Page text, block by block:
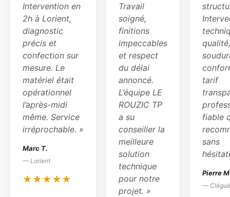
Intervention en
2h à Lorient,
diagnostic
précis et
confection sur
mesure. Le
matériel était
opérationnel
l’après-midi
même. Service
irréprochable. »
Marc T.
— Lorient
★★★★★
Travail
soigné,
finitions
impeccables
et respect
du délai
annoncé.
L’équipe LE
ROUZIC TP
a su
conseiller la
meilleure
solution
technique
pour notre
projet. »
qualité,
tarif
fiable
sans
Pierre
—